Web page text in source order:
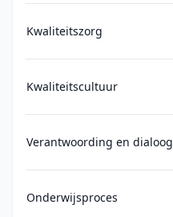
Kwaliteitszorg
Kwaliteitscultuur
Verantwoording en dialoog
Onderwijsproces